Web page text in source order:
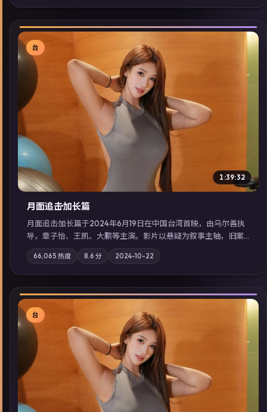
展检索同类型高分佳作，畅享高清在线追剧体验。
▶
台
1:39:32
月面追击·加长篇
月面追击·加长篇于2024年6月19日在中国台湾首映，由乌尔善执
导，章子怡、王凯、大鹏等主演。影片以悬疑为叙事主轴，旧案
重提，真相与谎言在同一条时间线上交锋；摄影与配乐强化地域
气质；站内亦可通过「国产免费观看高清电视剧在线看」延展检
索同类型高分佳作，畅享高清在线追剧体验。
66,065 热度 8.6 分 2024-10-22
▶
台